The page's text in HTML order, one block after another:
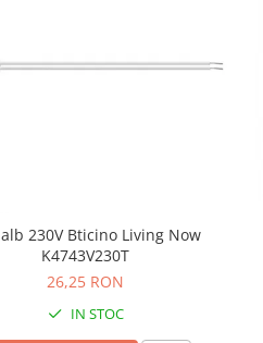
alb 230V Bticino Living Now
K4743V230T
26,25 RON
IN STOC